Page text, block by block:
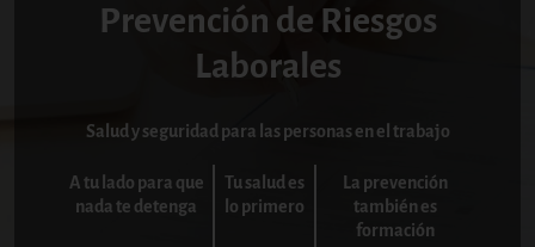
Prevención de Riesgos
Laborales
Salud y seguridad para las personas en el trabajo
A tu lado para que
nada te detenga
Tu salud es
lo primero
La prevención
también es
formación